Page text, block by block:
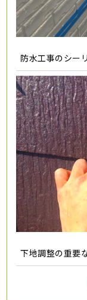
防水工事のシー
下地調整の重要